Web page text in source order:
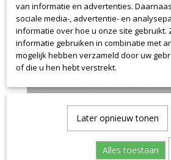
van informatie en advertenties.
sociale media-, advertentie- en
informatie over hoe u onze site gebruikt.
informatie gebruiken in combinatie met
mogelijk hebben verzameld door uw
of die u hen hebt verstrekt.
Later opnieuw tonen
Alles toestaan